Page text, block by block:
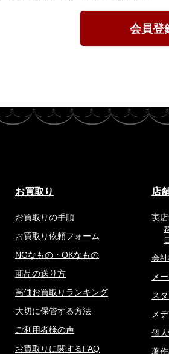
会員登
お買取り
お買取りの手順
お買取り依頼フォーム
NGなもの・OKなもの
商品の送り方
高価お買取りランキング
大切に保管する方法
ご利用者様の声
お買取りに関するFAQ
店
実
会
メ
ス
メ
個
著